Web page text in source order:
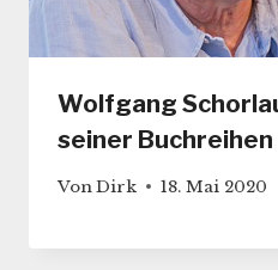
Wolfgang
seiner Buchreihen
VonDirk 18. Mai 2020